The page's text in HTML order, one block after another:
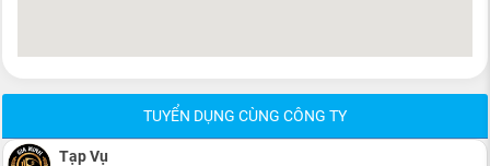
TUYỂN DỤNG CÙNG CÔNG TY
Tạp Vụ